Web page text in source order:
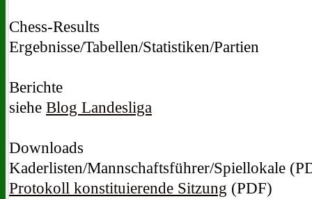
Chess-Results
Ergebnisse/Tabellen/Statistiken/Partien
Berichte
siehe Blog Landesliga
Downloads
Kaderlisten/Mannschaftsführer/Spiellokale
Protokoll konstituierende Sitzung (PDF)